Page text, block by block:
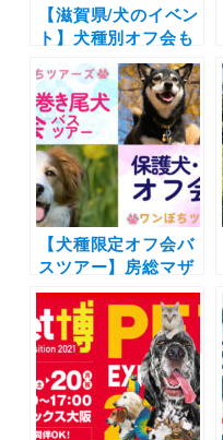
【滋賀県/犬のイベン
ト】犬種別オフ会も
開催「道の駅こうら
わんわんフェスタ」
（道の駅せせらぎの
里こうらの芝生広
場）10/26,27
【犬種限定オフ会バ
スツアー】房総マザ
ー牧場などを巡る
「ワンぽちツアー
ズ」の開催決定！ 日
本犬・巻き尾犬 & 保
護犬・雑種犬の集い
| 9月7日より予約受
付開始